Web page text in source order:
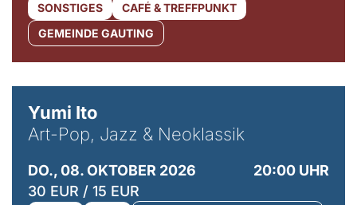
SONSTIGES
CAFÉ & TREFFPUNKT
GEMEINDE GAUTING
Yumi Ito
Art-Pop, Jazz & Neoklassik
DO., 08. OKTOBER 2026
20:00 UHR
30 EUR / 15 EUR